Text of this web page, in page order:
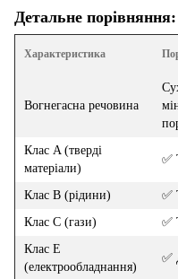
Детальне
Характеристика
Вогнегасна речовина
Клас A (тверді
матеріали)
✅
Клас B (рідини) ✅
Клас C (гази)
✅
Клас E
(електрообладнання)
✅